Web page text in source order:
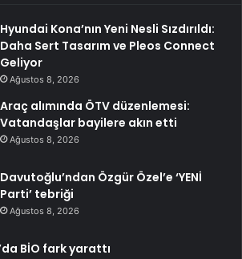
Hyundai Kona’nın Yeni Nesli Sızdırıldı:
Daha Sert Tasarım ve Pleos Connect
Geliyor
Ağustos 8, 2026
Araç alımında ÖTV düzenlemesi:
Vatandaşlar bayilere akın etti
Ağustos 8, 2026
Davutoğlu’ndan Özgür Özel’e ‘YENİ
Parti’ tebriği
Ağustos 8, 2026
BİO fark yarattı